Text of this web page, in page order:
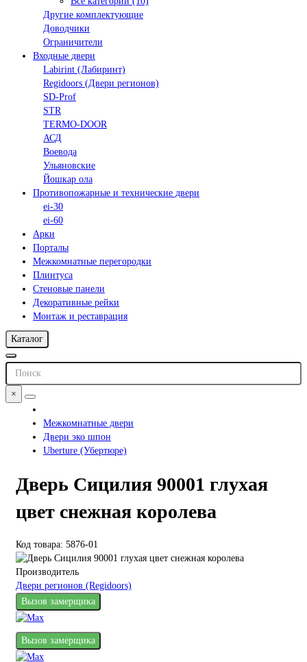
Другие комплектующие
Доводчики
Ограничители
Входные двери
Labirint (Лабиринт)
Regidoors (Двери регионов)
SD-Prof
STR
TERMO-DOOR
АСД
Воевода
Ульяновские
Йошкар ола
Противопожарные и технические двери
ei-30
ei-60
Арки
Порталы
Межкомнатные перегородки
Плинтуса
Стеновые панели
Декоративные рейки
Монтаж и реставрация
Каталог
×
Межкомнатные двери
Двери эко шпон
Uberture (Убертюре)
Дверь Сицилия 90001 глухая
цвет снежная королева
Код товара: 5876-01
Производитель
Двери регионов (Regidoors)
Вызов замерщика
Вызов замерщика